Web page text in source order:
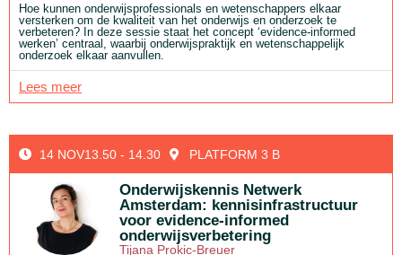
Hoe kunnen onderwijsprofessionals en wetenschappers elkaar
versterken om de kwaliteit van het onderwijs en onderzoek te
verbeteren? In deze sessie staat het concept ‘evidence-informed
werken’ centraal, waarbij onderwijspraktijk en wetenschappelijk
onderzoek elkaar aanvullen.
Lees meer
14 NOV13.50 - 14.30 PLATFORM 3 B
Onderwijskennis Netwerk
Amsterdam: kennisinfrastructuur
voor evidence-informed
onderwijsverbetering
Tijana Prokic-Breuer